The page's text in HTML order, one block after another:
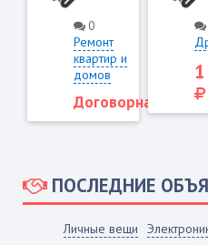
0
Ремонт
квартир и
домов
Договорная
ПОСЛЕДНИЕ
Личные вещи